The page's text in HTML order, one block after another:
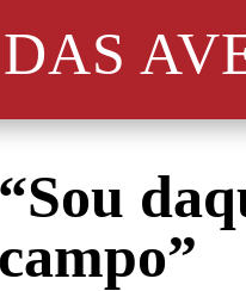
“Sou
campo”